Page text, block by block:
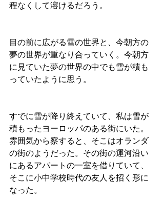
程なくして溶けるだろう。
目の前に広がる雪の世界と、今朝方の
夢の世界が重なり合っていく。今朝方
に見ていた夢の世界の中でも雪が積も
っていたように思う。
すでに雪が降り終えていて、私は雪が
積もったヨーロッパのある街にいた。
雰囲気から察すると、そこはオランダ
の街のようだった。その街の運河沿い
にあるアパートの一室を借りていて、
そこに小中学校時代の友人を招く形に
なった。